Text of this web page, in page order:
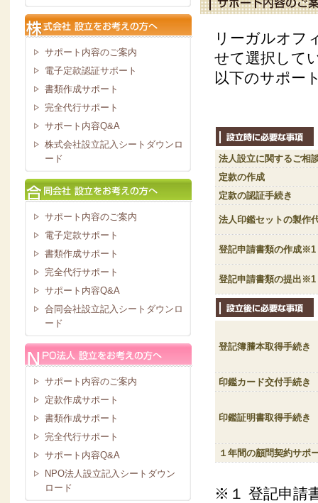
リーガルオフ
せて選択して
以下のサポー
法人設立に関するご相
定款の作成
定款の認証手続き
法人印鑑セットの製作
登記申請書類の作成※1
登記申請書類の提出※1
登記簿謄本取得手続き
印鑑カード交付手続き
印鑑証明書取得手続き
１年間の顧問契約サポ
※１ 登記申請
サポート内容のご案内
電子定款認証サポート
書類作成サポート
完全代行サポート
サポート内容Q&A
株式会社設立記入シートダウンロ
ード
サポート内容のご案内
電子定款サポート
書類作成サポート
完全代行サポート
サポート内容Q&A
合同会社設立記入シートダウンロ
ード
サポート内容のご案内
定款作成サポート
書類作成サポート
完全代行サポート
サポート内容Q&A
NPO法人設立記入シートダウン
ロード